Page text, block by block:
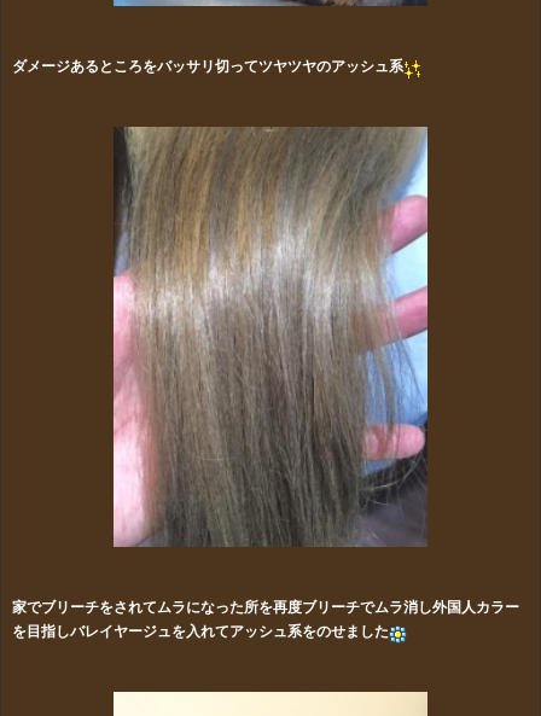
ダメージあるところをバッサリ切ってツヤツヤのアッシュ系
家でブリーチをされてムラになった所を再度ブリーチでムラ消し外国人カラー
を目指しバレイヤージュを入れてアッシュ系をのせました